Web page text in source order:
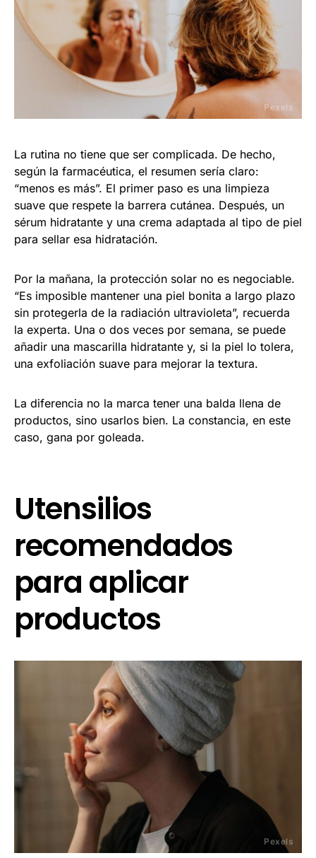
Pexels
La rutina no tiene que ser complicada. De hecho,
según la farmacéutica, el resumen sería claro:
“menos es más”. El primer paso es una limpieza
suave que respete la barrera cutánea. Después, un
sérum hidratante y una crema adaptada al tipo de piel
para sellar esa hidratación.
Por la mañana, la protección solar no es negociable.
“Es imposible mantener una piel bonita a largo plazo
sin protegerla de la radiación ultravioleta”, recuerda
la experta. Una o dos veces por semana, se puede
añadir una mascarilla hidratante y, si la piel lo tolera,
una exfoliación suave para mejorar la textura.
La diferencia no la marca tener una balda llena de
productos, sino usarlos bien. La constancia, en este
caso, gana por goleada.
Utensilios
recomendados
para aplicar
productos
Pexels